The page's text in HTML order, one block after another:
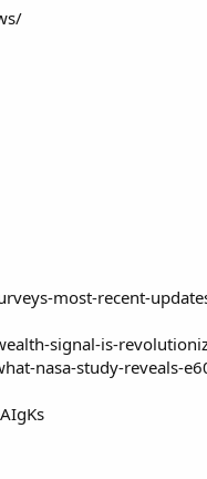
most-recent-
signal-is-
nasa-study-reveals-